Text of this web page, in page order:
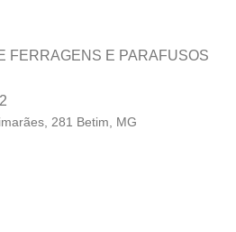
FERRAGENS E PARAFUSOS
281 Betim, MG